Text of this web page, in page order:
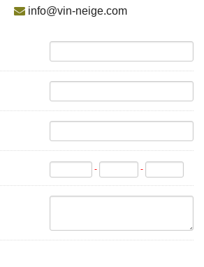
info@vin-neige.com
- -